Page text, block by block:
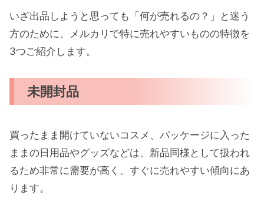
いざ出品しようと思っても「何が売れるの？」と迷う
方のために、メルカリで特に売れやすいものの特徴を
3つご紹介します。
未開封品
買ったまま開けていないコスメ、パッケージに入った
ままの日用品やグッズなどは、新品同様として扱われ
るため非常に需要が高く、すぐに売れやすい傾向にあ
ります。